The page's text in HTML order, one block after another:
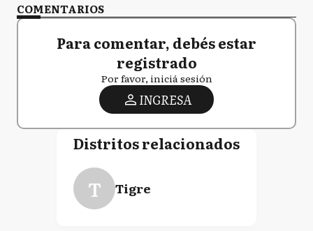
COMENTARIOS
Para comentar, debés estar
registrado
Por favor, iniciá sesión
INGRESA
Distritos relacionados
T Tigre